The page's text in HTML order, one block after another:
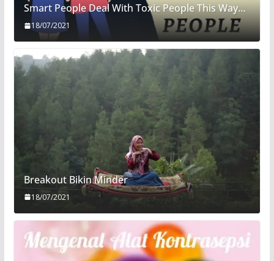
Smart People Deal With Toxic People This Way…
18/07/2021
Breakout Bikin Minder
18/07/2021